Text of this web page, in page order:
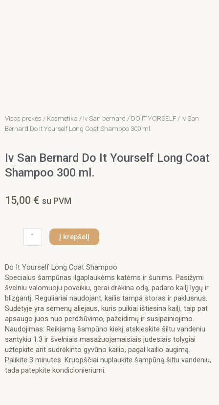
Visos prekės / Kosmetika / Iv San bernard / DO IT YORSELF / Iv San
Bernard Do It Yourself Long Coat Shampoo 300 ml.
Iv San Bernard Do It Yourself Long Coat
Shampoo 300 ml.
15,00 € su PVM
produkto
San
Bernard
Do
It
Yourself
Long
Coat
Shampoo
300
ml.
Į krepšelį
Do It Yourself Long Coat Shampoo
Specialus šampūnas ilgaplaukėms katėms ir šunims. Pasižymi
švelniu valomuoju poveikiu, gerai drėkina odą, padaro kailį lygų ir
blizgantį. Reguliariai naudojant, kailis tampa storas ir paklusnus.
Sudėtyje yra sėmenų aliejaus, kuris puikiai ištiesina kailį, taip pat
apsaugo juos nuo perdžiūvimo, pažeidimų ir susipainiojimo.
Naudojimas: Reikiamą šampūno kiekį atskieskite šiltu vandeniu
santykiu 1:3 ir švelniais masažuojamaisiais judesiais tolygiai
užtepkite ant sudrėkinto gyvūno kailio, pagal kailio augimą.
Palikite 3 minutes. Kruopščiai nuplaukite šampūną šiltu vandeniu,
tada patepkite kondicionieriumi.